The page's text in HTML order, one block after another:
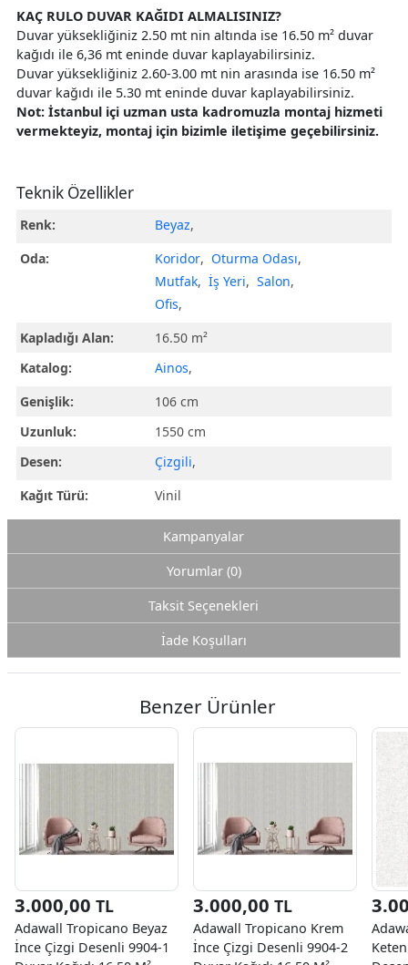
KAÇ RULO DUVAR KAĞIDI ALMALISINIZ?
Duvar yüksekliğiniz 2.50 mt nin altında ise 16.50 m² duvar
kağıdı ile 6,36 mt eninde duvar kaplayabilirsiniz.
Duvar yüksekliğiniz 2.60-3.00 mt nin arasında ise 16.50 m²
duvar kağıdı ile 5.30 mt eninde duvar kaplayabilirsiniz.
Not: İstanbul içi uzman usta kadromuzla montaj hizmeti
vermekteyiz, montaj için bizimle iletişime geçebilirsiniz.
Teknik Özellikler
Renk: Beyaz,
Oda:
Koridor, Oturma Odası,
Mutfak, İş Yeri, Salon,
Ofis,
Kapladığı Alan:
16.50 m²
Katalog:
Ainos,
Genişlik:
106 cm
Uzunluk:
1550 cm
Desen:
Çizgili,
Kağıt Türü:
Vinil
Kampanyalar
Yorumlar (0)
Taksit Seçenekleri
İade Koşulları
Benzer Ürünler
3.000,00 TL
Adawall Tropicano Beyaz
İnce Çizgi Desenli 9904-1
3.000,00 TL
Adawall Tropicano Krem
İnce Çizgi Desenli 9904-2